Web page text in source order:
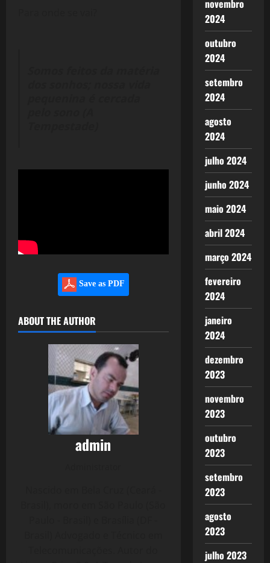
Save as PDF
ABOUT THE AUTHOR
admin
novembro
2024
outubro
2024
setembro
2024
agosto
2024
julho 2024
junho 2024
maio 2024
abril 2024
março 2024
fevereiro
2024
janeiro
2024
dezembro
2023
novembro
2023
outubro
2023
setembro
2023
agosto
2023
julho 2023